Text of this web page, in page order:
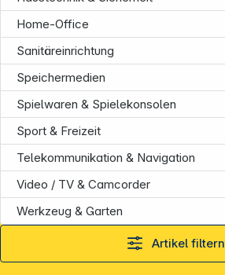
Home-Office
Sanitäreinrichtung
Speichermedien
Spielwaren & Spielekonsolen
Sport & Freizeit
Telekommunikation & Navigation
Video / TV & Camcorder
Werkzeug & Garten
Artikel filtern